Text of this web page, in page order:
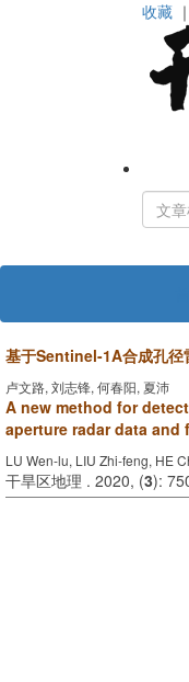
收藏 ｜
基于Sentinel-1A合成孔径
卢文路, 刘志锋, 何春阳, 夏沛
A new method for
aperture radar data
LU Wen-lu, LIU Zhi-feng, HE
干旱区地理 . 2020, (3):